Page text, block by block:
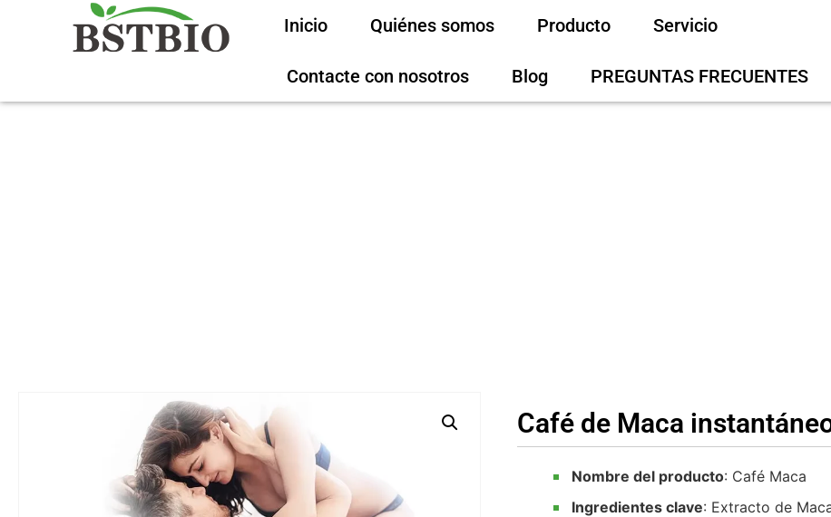
Inicio Quiénes somos Producto Servicio
Contacte con nosotros Blog PREGUNTAS FRECUENTES
Café de Maca
Nombre del producto: Café Maca
Ingredientes clave: Extracto de